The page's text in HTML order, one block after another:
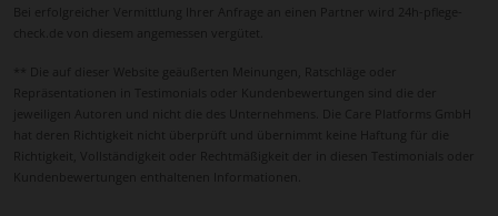
Bei erfolgreicher Vermittlung Ihrer Anfrage an einen Partner wird 24h-pflege-
check.de von diesem angemessen vergütet.
** Die auf dieser Website geäußerten Meinungen, Ratschläge oder
Repräsentationen in Testimonials oder Kundenbewertungen sind die der
jeweiligen Autoren und nicht die des Unternehmens. Die Care Platforms GmbH
hat deren Richtigkeit nicht überprüft und übernimmt keine Haftung für die
Richtigkeit, Vollständigkeit oder Rechtmäßigkeit der in diesen Testimonials oder
Kundenbewertungen enthaltenen Informationen.